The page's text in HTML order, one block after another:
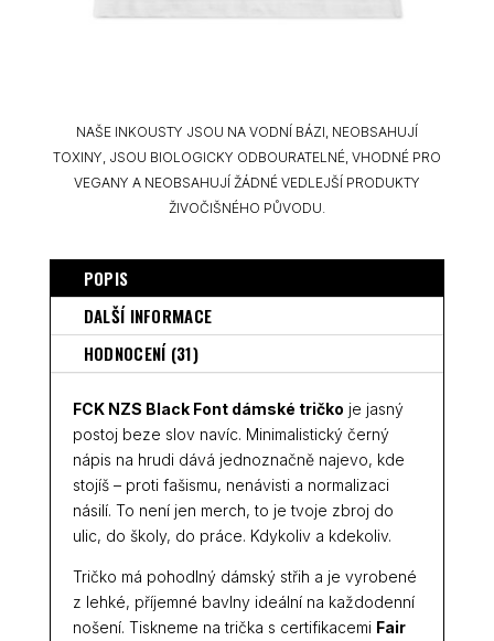
NAŠE INKOUSTY JSOU NA VODNÍ BÁZI, NEOBSAHUJÍ
TOXINY, JSOU BIOLOGICKY ODBOURATELNÉ, VHODNÉ PRO
VEGANY A NEOBSAHUJÍ ŽÁDNÉ VEDLEJŠÍ PRODUKTY
ŽIVOČIŠNÉHO PŮVODU.
POPIS
DALŠÍ INFORMACE
HODNOCENÍ (31)
FCK NZS Black Font dámské tričko je jasný
postoj beze slov navíc. Minimalistický černý
nápis na hrudi dává jednoznačně najevo, kde
stojíš – proti fašismu, nenávisti a normalizaci
násilí. To není jen merch, to je tvoje zbroj do
ulic, do školy, do práce. Kdykoliv a kdekoliv.
Tričko má pohodlný dámský střih a je vyrobené
z lehké, příjemné bavlny ideální na každodenní
nošení. Tiskneme na trička s certifikacemi Fair